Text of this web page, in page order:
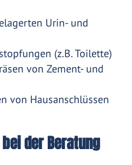
Urin- und
(z.B. Toilette)
von Zement- und
von Hausanschlüssen
der Beratung